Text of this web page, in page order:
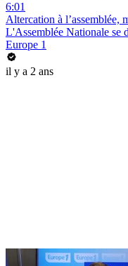
6:01
Altercation à l’assemblée,
L'Assemblée Nationale se
Europe 1
il y a 2 ans